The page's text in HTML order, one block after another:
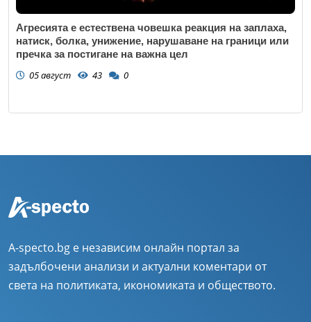
Агресията е естествена човешка реакция на заплаха,
натиск, болка, унижение, нарушаване на граници или
пречка за постигане на важна цел
05 август 43 0
A-specto.bg е независим онлайн портал за
задълбочени анализи и актуални коментари от
света на политиката, икономиката и обществото.